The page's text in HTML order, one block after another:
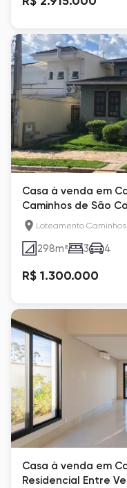
Casa à venda em
Caminhos de São
com 298 m²
Loteamento
298m² 3 4
R$ 1.300.000
Casa à venda em
Residencial Entre